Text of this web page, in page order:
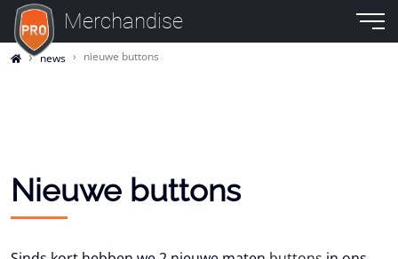
Merchandise
news nieuwe buttons
Nieuwe buttons